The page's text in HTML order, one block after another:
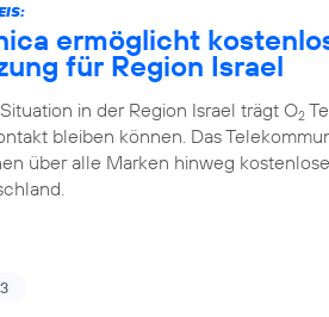
ermöglicht
für Region Israel
in der Region Israel trägt O2
bleiben können. Das
über alle Marken hinweg